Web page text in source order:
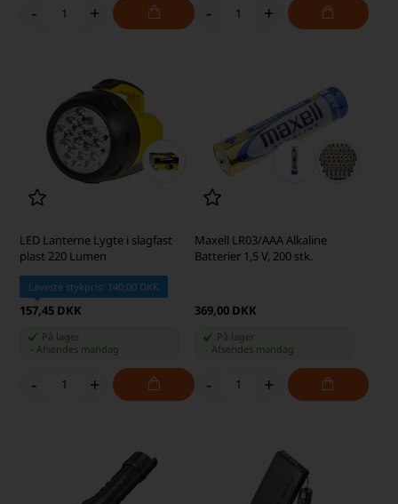
- + - +
LED Lanterne Lygte i slagfast
plast 220 Lumen
Laveste stykpris: 140,00 DKK
157,45 DKK
På lager
Afsendes mandag
- +
Maxell LR03/AAA Alkaline
Batterier 1,5 V, 200 stk.
369,00 DKK
På lager
Afsendes mandag
- +